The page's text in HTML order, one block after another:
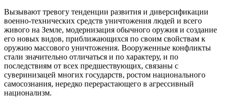
Вызывают тpевогу тенденции развития и диверсификации
военно-технических средств уничтожения людей и всего
живого на Земле, модернизация обычного оружия и создание
его новых видов, приближающихся по своим свойствам к
оружию массового уничтожения. Вооруженные конфликты
стали значительно отличаться и по характеру, и по
последствиям от всех предшествующих, связаны с
суверинизацей многих государств, ростом национального
самосознания, нередко перерастающего в агрессивный
национализм.